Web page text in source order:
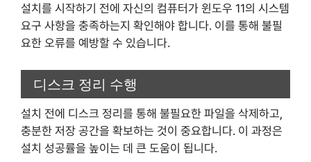
설치를 시작하기 전에 자신의 컴퓨터가 윈도우 11의 시스템
요구 사항을 충족하는지 확인해야 합니다. 이를 통해 불필
요한 오류를 예방할 수 있습니다.
디스크 정리 수행
설치 전에 디스크 정리를 통해 불필요한 파일을 삭제하고,
충분한 저장 공간을 확보하는 것이 중요합니다. 이 과정은
설치 성공률을 높이는 데 큰 도움이 됩니다.